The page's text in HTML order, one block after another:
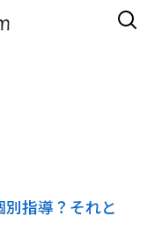
指導？それと